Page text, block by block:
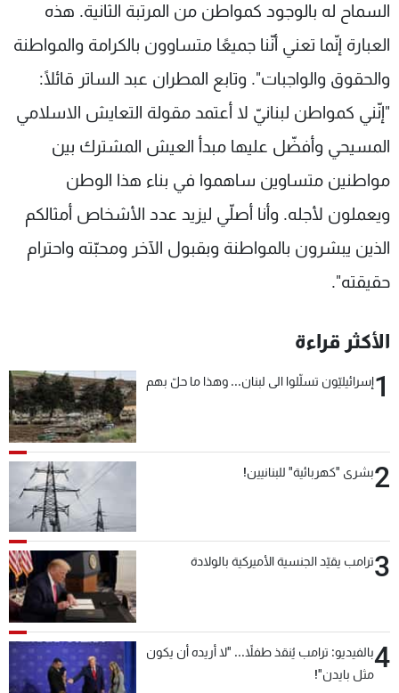
السماح له بالوجود كمواطن من المرتبة الثانية. هذه
العبارة إنّما تعني أنّنا جميعًا متساوون بالكرامة والمواطنة
والحقوق والواجبات". وتابع المطران عبد الساتر قائلًا:
"إنّني كمواطن لبنانيّ لا أعتمد مقولة التعايش الاسلامي
المسيحي وأفضّل عليها مبدأ العيش المشترك بين
مواطنين متساوين ساهموا في بناء هذا الوطن
ويعملون لأجله. وأنا أصلّي ليزيد عدد الأشخاص أمثالكم
الذين يبشرون بالمواطنة وبقبول الآخر ومحبّته واحترام
حقيقته".
الأكثر قراءة
1إسرائيليّون تسلّلوا الى لبنان... وهذا ما حلّ بهم
2بشرى "كهربائية" للبنانيين!
3ترامب يقيّد الجنسية الأميركية بالولادة
4بالفيديو: ترامب يُنقذ طفلاً... "لا أريده أن يكون
مثل بايدن"!